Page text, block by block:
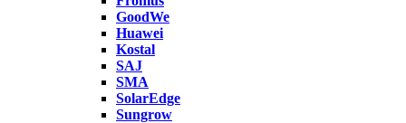
GoodWe
Huawei
Kostal
SAJ
SMA
SolarEdge
Sungrow